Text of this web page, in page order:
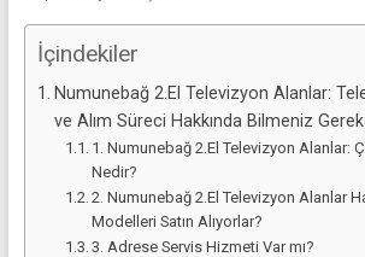
İçindekiler
Numunebağ 2.El Televizyon Alanlar:
ve Alım Süreci Hakkında Bilmeniz
1. Numunebağ 2.El Televizyon Alanlar:
Nedir?
2. Numunebağ 2.El Televizyon Alanlar
Modelleri Satın Alıyorlar?
3. Adrese Servis Hizmeti Var mı?